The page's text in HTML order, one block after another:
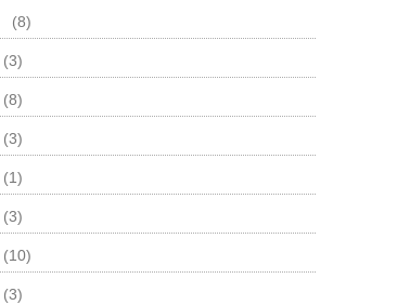
(8)
(3)
(8)
(3)
(1)
(3)
(10)
(3)